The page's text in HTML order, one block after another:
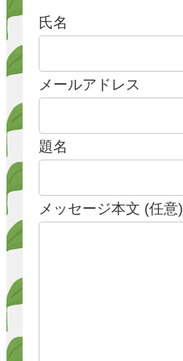
氏名
メールアドレス
題名
メッセージ本文 (任意)